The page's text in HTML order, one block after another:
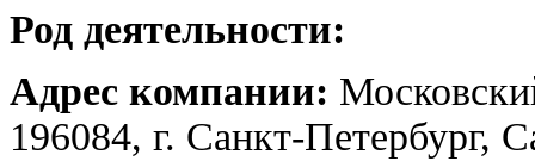
Род деятельности:
Адрес компании:
196084, г. Санкт-Петербург,